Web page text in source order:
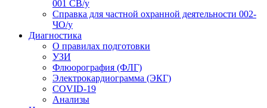
001 СВ/у
Справка для частной охранной деятельности 002-
ЧО/у
Диагностика
О правилах подготовки
УЗИ
Флюорография (ФЛГ)
Электрокардиограмма (ЭКГ)
COVID-19
Анализы